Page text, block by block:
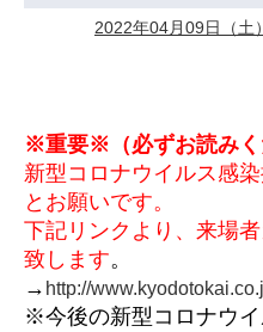
2022年04月09日（
※重要※（必ずお読みく
新型コロナウイルス感
とお願いです。
下記リンクより、来場
致します。
→ http://
※今後の新型コロナウ